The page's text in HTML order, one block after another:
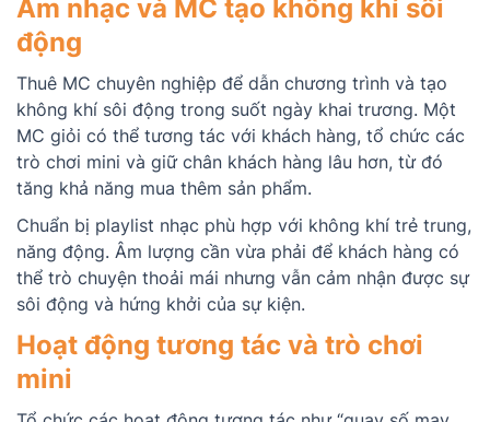
Âm nhạc và MC tạo không khí sôi
động
Thuê MC chuyên nghiệp để dẫn chương trình và tạo
không khí sôi động trong suốt ngày khai trương. Một
MC giỏi có thể tương tác với khách hàng, tổ chức các
trò chơi mini và giữ chân khách hàng lâu hơn, từ đó
tăng khả năng mua thêm sản phẩm.
Chuẩn bị playlist nhạc phù hợp với không khí trẻ trung,
năng động. Âm lượng cần vừa phải để khách hàng có
thể trò chuyện thoải mái nhưng vẫn cảm nhận được sự
sôi động và hứng khởi của sự kiện.
Hoạt động tương tác và trò chơi
mini